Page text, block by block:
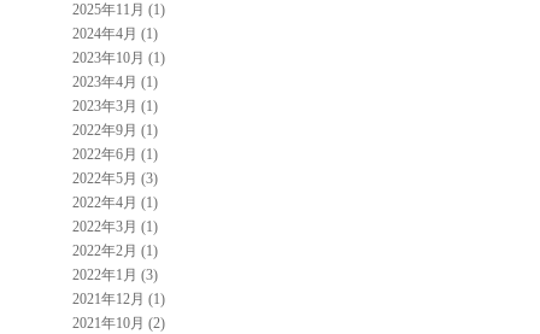
2025年11月 (1)
2024年4月 (1)
2023年10月 (1)
2023年4月 (1)
2023年3月 (1)
2022年9月 (1)
2022年6月 (1)
2022年5月 (3)
2022年4月 (1)
2022年3月 (1)
2022年2月 (1)
2022年1月 (3)
2021年12月 (1)
2021年10月 (2)